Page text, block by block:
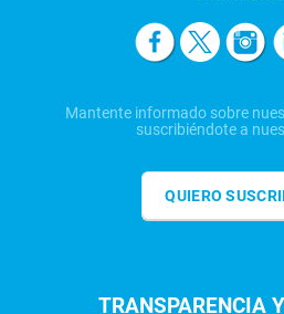
Mantente informado sobre
suscribiéndote a
QUIERO
TRANSPARENCIA